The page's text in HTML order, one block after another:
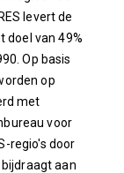
levert de
doel van 49%
Op basis
op
met
voor
regio's door
aan